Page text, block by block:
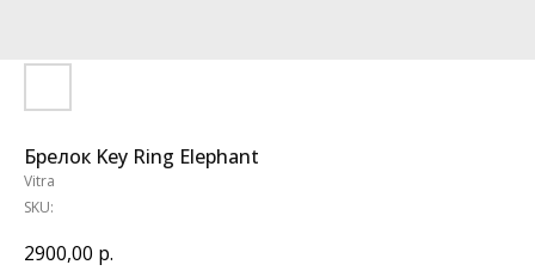
Брелок Key Ring Elephant
Vitra
SKU:
2900,00 р.